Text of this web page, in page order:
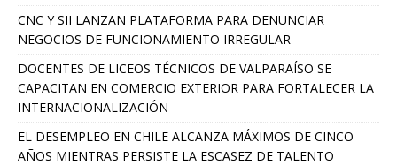
CNC Y SII LANZAN PLATAFORMA PARA DENUNCIAR
NEGOCIOS DE FUNCIONAMIENTO IRREGULAR
DOCENTES DE LICEOS TÉCNICOS DE VALPARAÍSO SE
CAPACITAN EN COMERCIO EXTERIOR PARA FORTALECER LA
INTERNACIONALIZACIÓN
EL DESEMPLEO EN CHILE ALCANZA MÁXIMOS DE CINCO
AÑOS MIENTRAS PERSISTE LA ESCASEZ DE TALENTO